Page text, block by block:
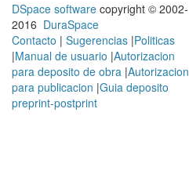
DSpace software copyright © 2002-
2016 DuraSpace
Contacto | Sugerencias |Politicas
|Manual de usuario |Autorizacion
para deposito de obra |Autorizacion
para publicacion |Guia deposito
preprint-postprint